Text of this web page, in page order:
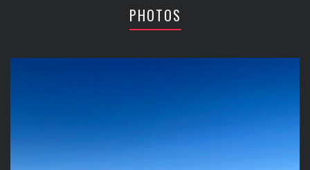
PHOTOS